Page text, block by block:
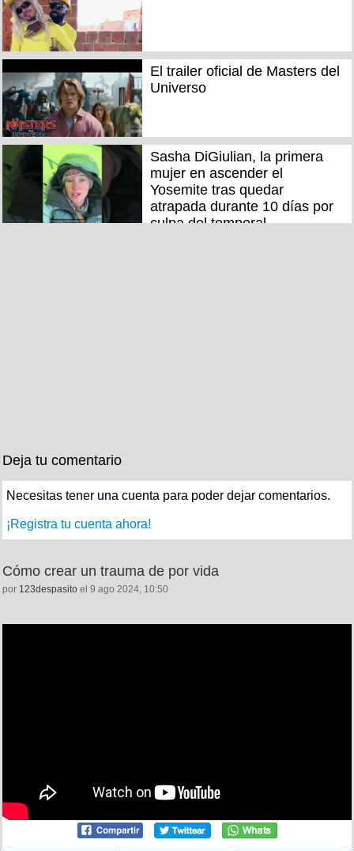
El trailer oficial de Masters del
Universo
Sasha DiGiulian, la primera
mujer en ascender el
Yosemite tras quedar
atrapada durante 10 días por
culpa del temporal
Deja tu comentario
Necesitas tener una cuenta para poder dejar comentarios.
¡Registra tu cuenta ahora!
Cómo crear un trauma de por vida
por 123despasito el 9 ago 2024, 10:50